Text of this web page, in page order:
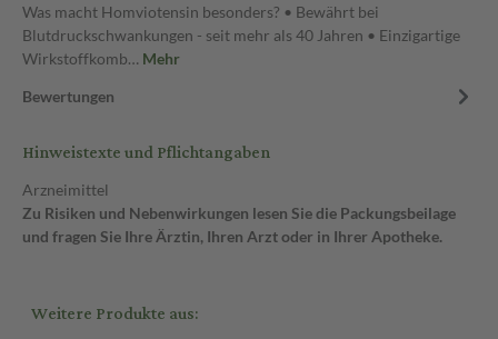
Was macht Homviotensin besonders? • Bewährt bei
Blutdruckschwankungen - seit mehr als 40 Jahren • Einzigartige
Wirkstoffkomb… Mehr
Bewertungen
Hinweistexte und Pflichtangaben
Arzneimittel
Zu Risiken und Nebenwirkungen lesen Sie die Packungsbeilage
und fragen Sie Ihre Ärztin, Ihren Arzt oder in Ihrer Apotheke.
Weitere Produkte aus: